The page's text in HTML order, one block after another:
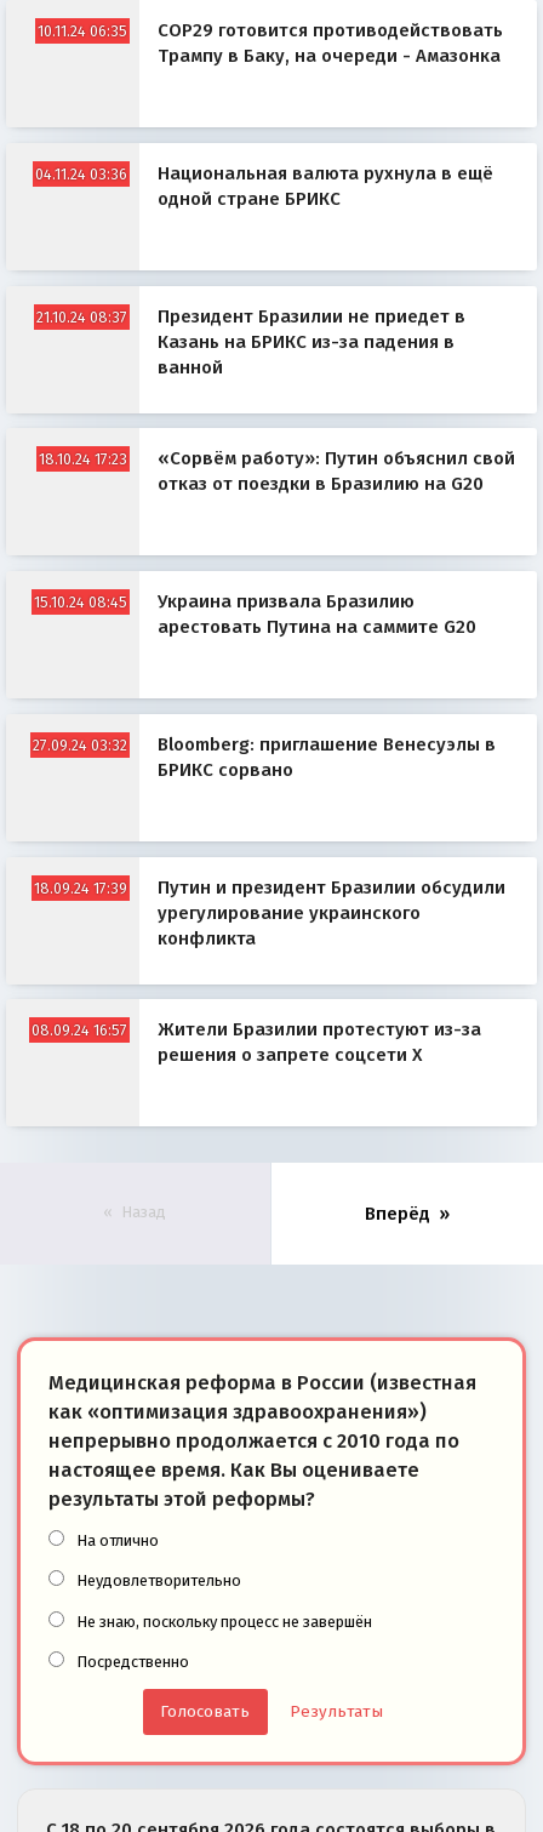
10.11.24 06:35
COP29 готовится противодействовать
Трампу в Баку, на очереди - Амазонка
04.11.24 03:36
Национальная валюта рухнула в ещё
одной стране БРИКС
21.10.24 08:37
Президент Бразилии не приедет в
Казань на БРИКС из-за падения в
ванной
18.10.24 17:23
«Сорвём работу»: Путин объяснил свой
отказ от поездки в Бразилию на G20
15.10.24 08:45
Украина призвала Бразилию
арестовать Путина на саммите G20
27.09.24 03:32
Bloomberg: приглашение Венесуэлы в
БРИКС сорвано
18.09.24 17:39
Путин и президент Бразилии обсудили
урегулирование украинского
конфликта
08.09.24 16:57
Жители Бразилии протестуют из-за
решения о запрете соцсети X
Назад Вперёд
Медицинская реформа в России (известная
как «оптимизация здравоохранения»)
непрерывно продолжается с 2010 года по
настоящее время. Как Вы оцениваете
результаты этой реформы?
На отлично
Неудовлетворительно
Не знаю, поскольку процесс не завершён
Посредственно
Результаты